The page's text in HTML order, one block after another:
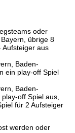
oder
übrige 8
Aufsteiger aus
Baden-
ein play-off Spiel
Baden-
off Spiel aus,
für 2 Aufsteiger
werden oder